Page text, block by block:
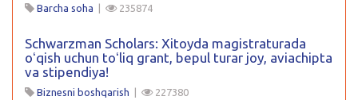
Barcha soha | 235874
Schwarzman Scholars: Xitoyda magistraturada
oʻqish uchun toʻliq grant, bepul turar joy, aviachipta
va stipendiya!
Biznesni boshqarish | 227380